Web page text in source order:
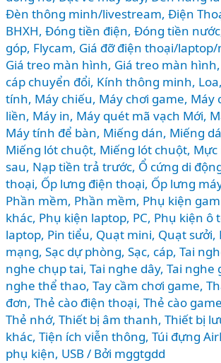
ồn
tốt
nhất
2026?
Đèn thông minh/livestream, Điện
BHXH, Đóng tiền điện, Đóng tiền nước
góp, Flycam, Giá đỡ điện thoại/
Giá treo màn hình, Giá treo màn hình,
cáp chuyển đổi, Kính thông minh, Loa,
tính, Máy chiếu, Máy chơi game, Máy
liền, Máy in, Máy quét mã vạch Mới,
Máy tính để bàn, Miếng dán, Miếng
Miếng lót chuột, Miếng lót chuột, Mực
sau, Nạp tiền trả trước, Ổ cứng di
thoại, Ốp lưng điện thoại, Ốp lưng
Phần mềm, Phần mềm, Phụ kiện
khác, Phụ kiện laptop, PC, Phụ kiện ô
laptop, Pin tiểu, Quạt mini, Quạt sưởi,
mạng, Sạc dự phòng, Sạc, cáp, Tai
nghe chụp tai, Tai nghe dây, Tai nghe
nghe thể thao, Tay cầm chơi game,
đơn, Thẻ cào điện thoại, Thẻ cào game
Thẻ nhớ, Thiết bị âm thanh, Thiết bị
khác, Tiện ích viễn thông, Túi đựng
phụ kiện, USB/ Bởi mggtgdd